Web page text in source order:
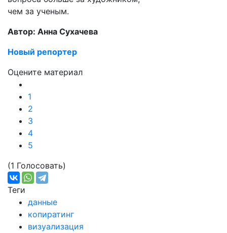
чем за ученым.
Автор: Анна Сухачева
Новый репортер
Оцените материал
1
2
3
4
5
(1 Голосовать)
Теги
данные
копиратинг
визуализация